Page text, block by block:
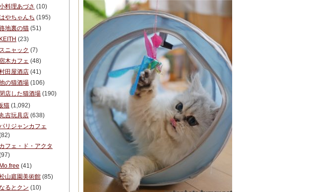
料理あづさ (10)
やちゃんち (195)
地裏の猫 (51)
KEITH (23)
スニャック (7)
木カフェ (48)
田屋酒店 (41)
の猫酒場 (106)
閉店した猫酒場 (190)
猫 (1,092)
丸吉玩具店 (638)
リジャンカフェ
カフェ・ド・アクタ
Mo.free (41)
山庭園美術館 (85)
るとクン (10)